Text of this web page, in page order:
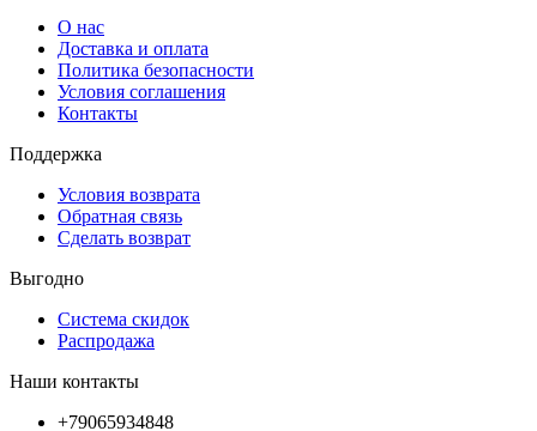
О нас
Доставка и оплата
Политика безопасности
Условия соглашения
Контакты
Поддержка
Условия возврата
Обратная связь
Сделать возврат
Выгодно
Система скидок
Распродажа
Наши контакты
+79065934848